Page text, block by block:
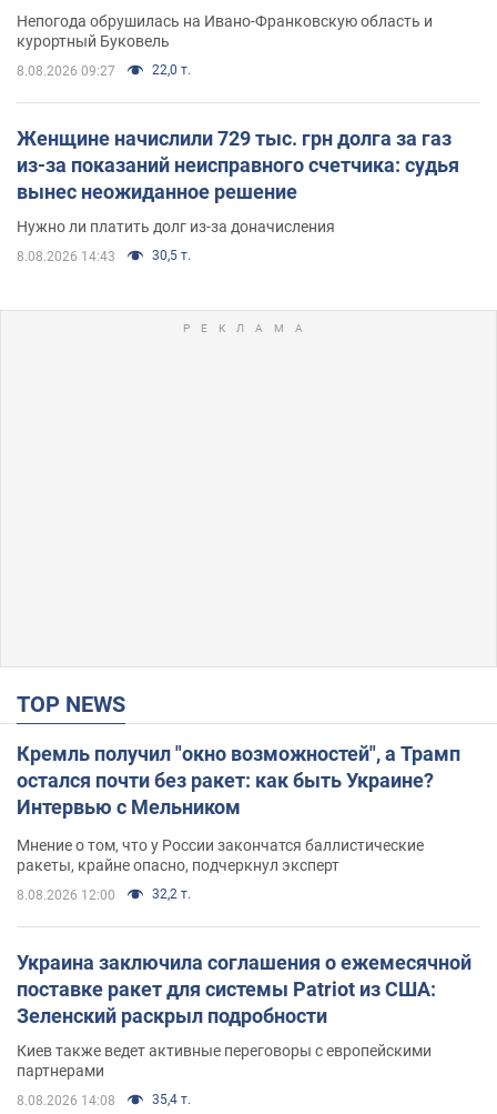
Непогода обрушилась на Ивано-Франковскую область и
курортный Буковель
8.08.2026 09:27 22,0 т.
Женщине начислили 729 тыс. грн долга за газ
из-за показаний неисправного счетчика: судья
вынес неожиданное решение
Нужно ли платить долг из-за доначисления
8.08.2026 14:43 30,5 т.
TOP NEWS
Кремль получил "окно возможностей", а Трамп
остался почти без ракет: как быть Украине?
Интервью с Мельником
Мнение о том, что у России закончатся баллистические
ракеты, крайне опасно, подчеркнул эксперт
8.08.2026 12:00 32,2 т.
Украина заключила соглашения о ежемесячной
поставке ракет для системы Patriot из США:
Зеленский раскрыл подробности
Киев также ведет активные переговоры с европейскими
партнерами
8.08.2026 14:08 35,4 т.